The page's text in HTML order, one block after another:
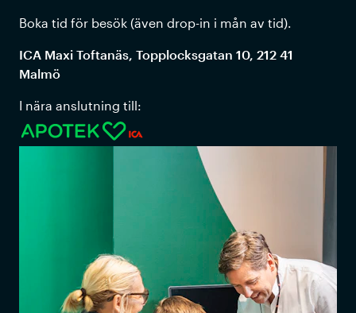
Boka tid för besök (även drop-in i mån av tid).
ICA Maxi Toftanäs, Topplocksgatan 10, 212 41
Malmö
I nära anslutning till: